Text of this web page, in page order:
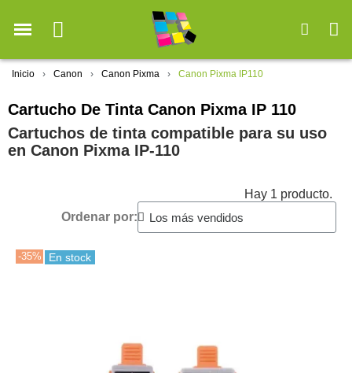
Inicio Canon Canon Pixma Canon Pixma IP110
Cartucho De Tinta Canon Pixma IP 110
Cartuchos de tinta compatible para su uso
en Canon Pixma IP-110
Hay 1 producto.
Ordenar por:
-35% En stock